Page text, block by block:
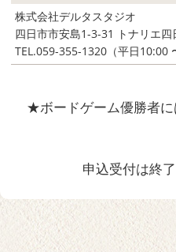
株式会社デルタスタジオ
四日市市安島1-3-31 トナリエ四
TEL.059-355-1320（平日10:00
★ボードゲーム優勝者
申込受付は終